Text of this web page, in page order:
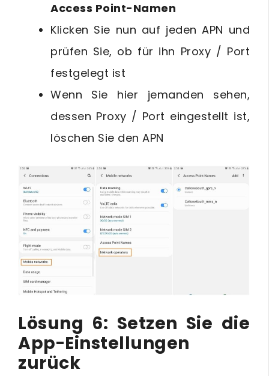
Access Point-Namen
Klicken Sie nun auf jeden APN und
prüfen Sie, ob für ihn Proxy / Port
festgelegt ist
Wenn Sie hier jemanden sehen,
dessen Proxy / Port eingestellt ist,
löschen Sie den APN
Lösung 6: Setzen Sie die
App-Einstellungen
zurück